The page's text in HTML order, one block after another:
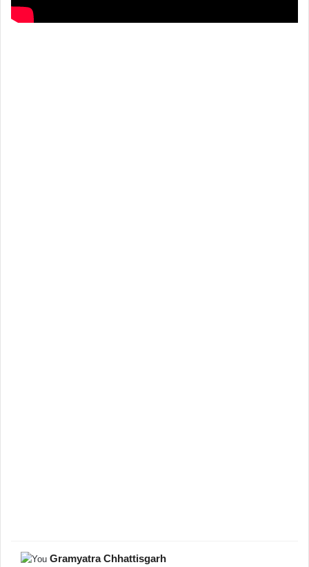
Gramyatra Chhattisgarh